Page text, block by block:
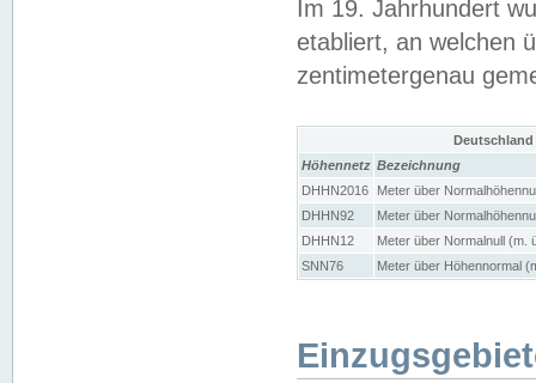
Im 19. Jahrhundert
etabliert, an welchen
zentimetergenau
Höhennetz Bezeichnung
DHHN2016
Meter über
DHHN92
Meter über
DHHN12
Meter über Normalnull (m.
SNN76
Meter über Höhennormal